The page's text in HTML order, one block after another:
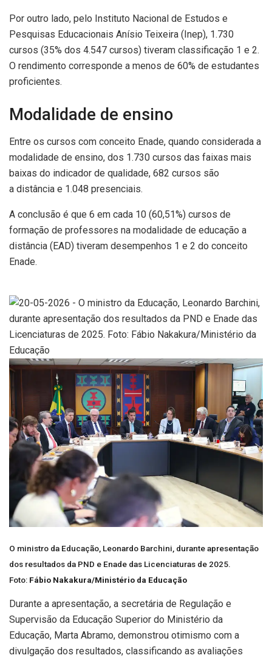
Por outro lado, pelo Instituto Nacional de Estudos e
Pesquisas Educacionais Anísio Teixeira (Inep), 1.730
cursos (35% dos 4.547 cursos) tiveram classificação 1 e 2.
O rendimento corresponde a menos de 60% de estudantes
proficientes.
Modalidade de ensino
Entre os cursos com conceito Enade, quando considerada a
modalidade de ensino, dos 1.730 cursos das faixas mais
baixas do indicador de qualidade, 682 cursos são
a distância e 1.048 presenciais.
A conclusão é que 6 em cada 10 (60,51%) cursos de
formação de professores na modalidade de educação a
distância (EAD) tiveram desempenhos 1 e 2 do conceito
Enade.
O ministro da Educação, Leonardo Barchini, durante apresentação
dos resultados da PND e Enade das Licenciaturas de 2025.
Foto: Fábio Nakakura/Ministério da Educação
Durante a apresentação, a secretária de Regulação e
Supervisão da Educação Superior do Ministério da
Educação, Marta Abramo, demonstrou otimismo com a
divulgação dos resultados, classificando as avaliações